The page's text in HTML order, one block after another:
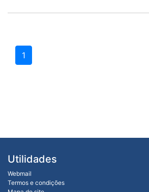
1
Utilidades
Webmail
Termos e condições